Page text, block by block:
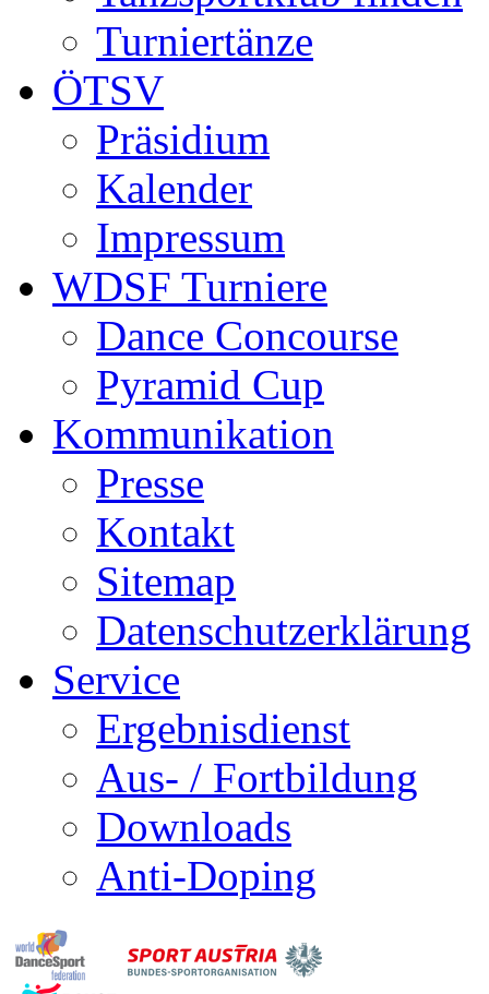
Turniertänze
ÖTSV
Präsidium
Kalender
Impressum
WDSF Turniere
Dance Concourse
Pyramid Cup
Kommunikation
Presse
Kontakt
Sitemap
Datenschutzerklärung
Service
Ergebnisdienst
Aus- / Fortbildung
Downloads
Anti-Doping